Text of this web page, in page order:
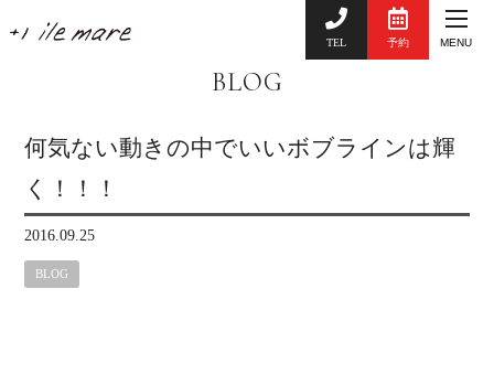
TEL 予約 MENU
BLOG
何気ない動きの中でいいボブラインは輝
く！！！
2016.09.25
BLOG